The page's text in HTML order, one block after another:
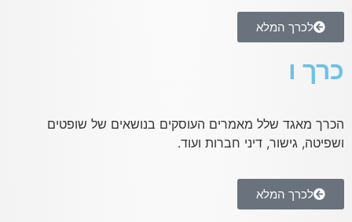
לכרך המלא
כרך ו
הכרך מאגד שלל מאמרים העוסקים בנושאים של שופטים
ושפיטה, גישור, דיני חברות ועוד.
לכרך המלא